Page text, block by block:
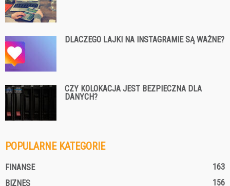
DLACZEGO LAJKI NA INSTAGRAMIE SĄ WAŻNE?
CZY KOLOKACJA JEST BEZPIECZNA DLA
DANYCH?
POPULARNE KATEGORIE
FINANSE
163
BIZNES
156